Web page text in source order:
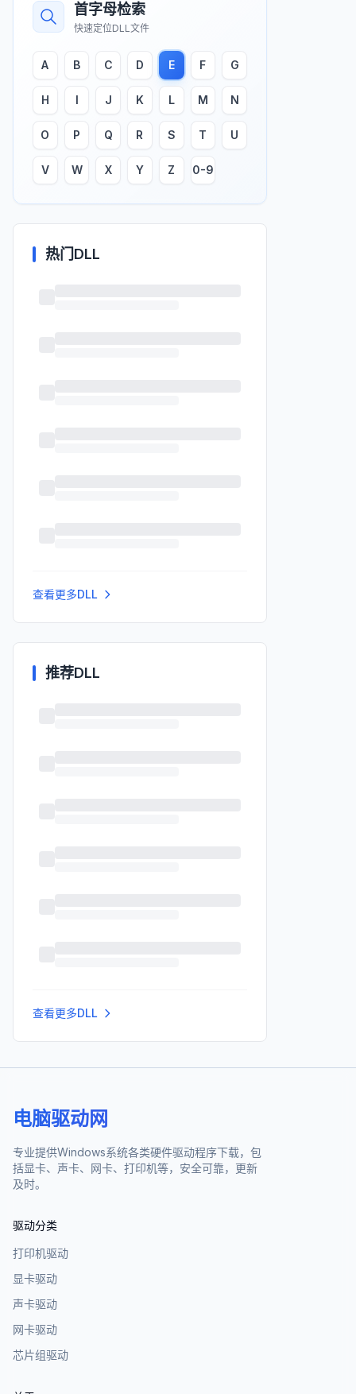
首字母检索
快速定位DLL文件
A B C D E F G
H I J K L M N
O P Q R S T U
V W X Y Z 0-9
热门DLL
查看更多DLL
推荐DLL
查看更多DLL
电脑驱动网
专业提供Windows系统各类硬件驱动程序下载，包
括显卡、声卡、网卡、打印机等，安全可靠，更新
及时。
驱动分类
打印机驱动
显卡驱动
声卡驱动
网卡驱动
芯片组驱动